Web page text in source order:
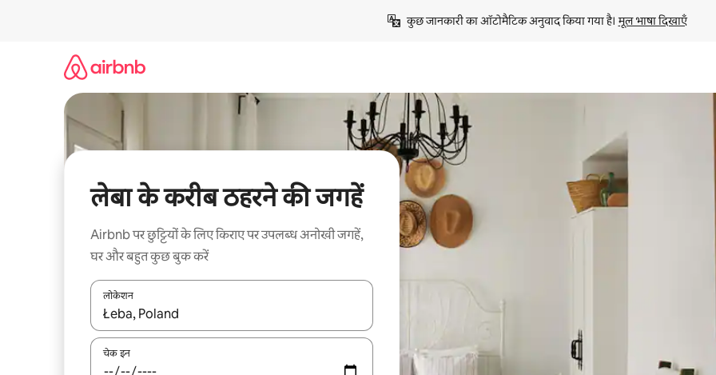
कुछ जानकारी का ऑटोमैटिक अनुवाद किया गया है। मूल भाषा दिखाएँ
लेबा के करीब ठहरने की जगहें
Airbnb पर छुट्टियों के लिए किराए पर उपलब्ध अनोखी जगहें,
घर और बहुत कुछ बुक करें
लोकेशन
नतीजों के उपलब्ध होने पर, अप और डाउन 'ऐरो की' का इस्तेमाल करके नेविगेट करें या टच या फिर स्वाइप जेस्चर का इस्तेमाल करके एक्सप्लोर करें।
चेक इन